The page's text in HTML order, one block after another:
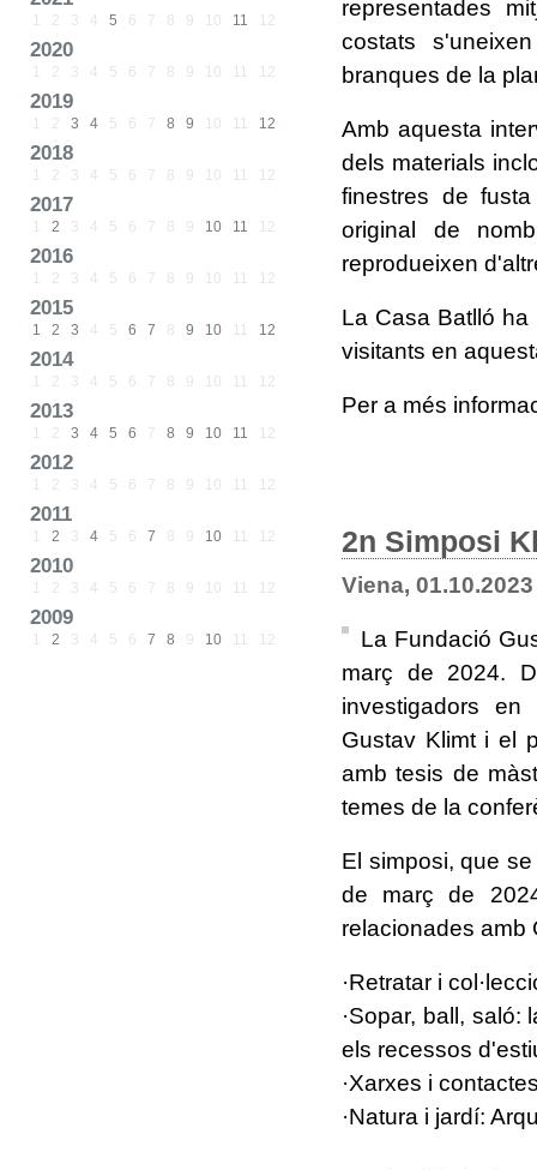
1 2 3 4 5 6 7 8 9 10 11 12
2020
1 2 3 4 5 6 7 8 9 10 11 12
2019
1 2 3 4 5 6 7 8 9 10 11 12
2018
1 2 3 4 5 6 7 8 9 10 11 12
2017
1 2 3 4 5 6 7 8 9 10 11 12
2016
1 2 3 4 5 6 7 8 9 10 11 12
2015
1 2 3 4 5 6 7 8 9 10 11 12
2014
1 2 3 4 5 6 7 8 9 10 11 12
2013
1 2 3 4 5 6 7 8 9 10 11 12
2012
1 2 3 4 5 6 7 8 9 10 11 12
2011
1 2 3 4 5 6 7 8 9 10 11 12
2010
1 2 3 4 5 6 7 8 9 10 11 12
2009
1 2 3 4 5 6 7 8 9 10 11 12
representades
costats
branques de la
Amb aquesta
dels materials
finestres de
original de
reprodueixen
La Casa Batlló ha
visitants en
Per a més
2n Simposi
Viena, 01.10.2023
La Fundació
març de 2024.
investigadors
Gustav Klimt i el
amb tesis de
temes de la
El simposi, que
de març de
relacionades amb
·Retratar i
·Sopar, ball,
els recessos
·Xarxes i
·Natura i jardí: